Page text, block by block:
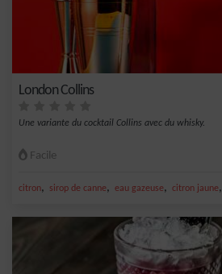
London Collins
Une variante du cocktail Collins avec du whisky.
Facile
citron, sirop de canne, eau gazeuse, citron jaune,